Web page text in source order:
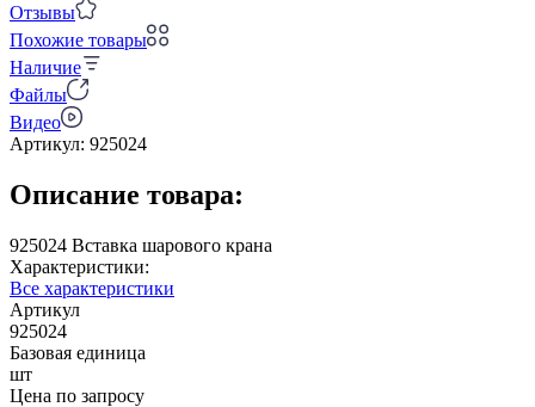
Отзывы
Похожие товары
Наличие
Файлы
Видео
Артикул: 925024
Описание товара:
925024 Вставка шарового крана
Характеристики:
Все характеристики
Артикул
925024
Базовая единица
шт
Цена по запросу